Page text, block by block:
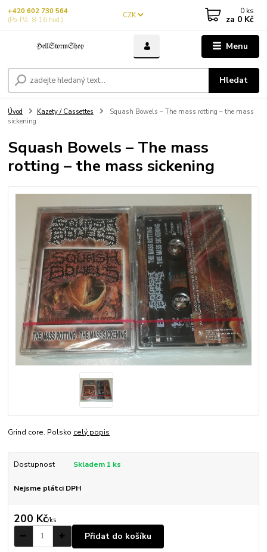
Menu
CZK
Hledat
+420 602 730 564
(Po-Pá, 8-16 hod.)
0 ks
za 0 Kč
Úvod Kazety / Cassettes
Squash Bowels – The mass rotting – the mass
sickening
Squash Bowels – The mass
rotting – the mass sickening
Grind core. Polsko celý popis
Dostupnost Skladem 1 ks
Nejsme plátci DPH
200 Kč/ks
Přidat do košíku